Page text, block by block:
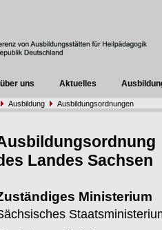
uns Aktuelles
Ausbildung Ausbildungsordnungen
Landes Sachsen
Ministerium